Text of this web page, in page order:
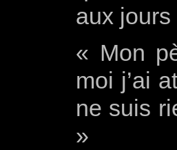
aux
« Mon
moi j’ai
ne suis
»